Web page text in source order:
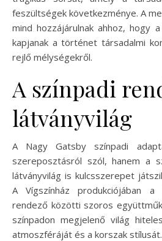
feszültségek következménye. A
mind hozzájárulnak ahhoz, hogy
kapjanak a történet társadalmi
rejlő mélységekről.
A színpadi
látványvilág
A Nagy Gatsby színpadi
szereposztásról szól, hanem a
látványvilág is kulcsszerepet
A Vígszínház produkciójában
rendező közötti szoros
színpadon megjelenő világ
atmoszféráját és a korszak stílusát.